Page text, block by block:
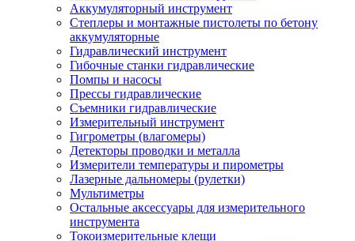
Аккумуляторный инструмент
Степлеры и монтажные пистолеты по бетону
аккумуляторные
Гидравлический инструмент
Гибочные станки гидравлические
Помпы и насосы
Прессы гидравлические
Съемники гидравлические
Измерительный инструмент
Гигрометры (влагомеры)
Детекторы проводки и металла
Измерители температуры и пирометры
Лазерные дальномеры (рулетки)
Мультиметры
Остальные аксессуары для измерительного
инструмента
Токоизмерительные клещи